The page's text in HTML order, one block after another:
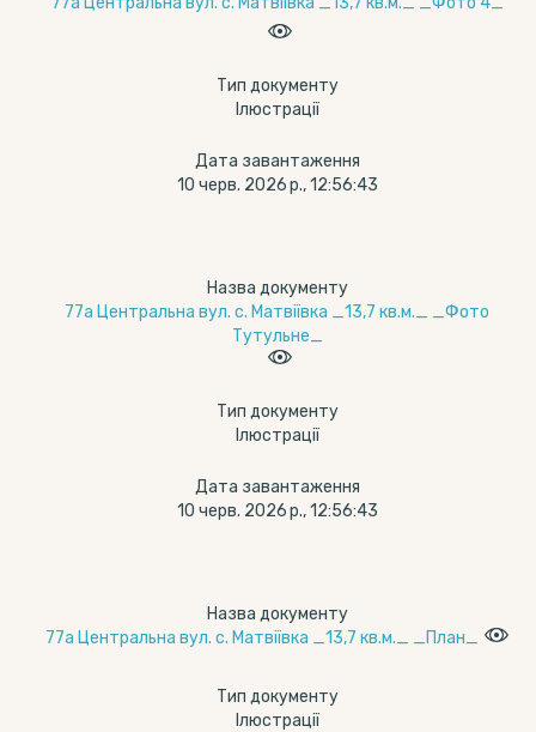
Тип документу
Ілюстрації
Дата завантаження
10 черв. 2026 р., 12:56:43
Назва документу
77а Центральна вул. с. Матвіївка _13,7 кв.м._ _Фото
Тутульне_
Тип документу
Ілюстрації
Дата завантаження
10 черв. 2026 р., 12:56:43
Назва документу
77а Центральна вул. с. Матвіївка _13,7 кв.м._ _План_
Тип документу
Ілюстрації